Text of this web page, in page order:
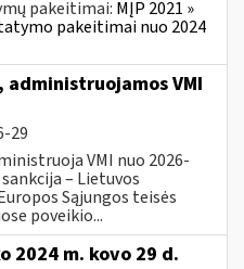
pakeitimai: MĮP 2021 »
pakeitimai nuo 2024
VMI
29
VMI nuo 2026-
– Lietuvos
Sąjungos teisės
poveikio...
2024 m. kovo 29 d.